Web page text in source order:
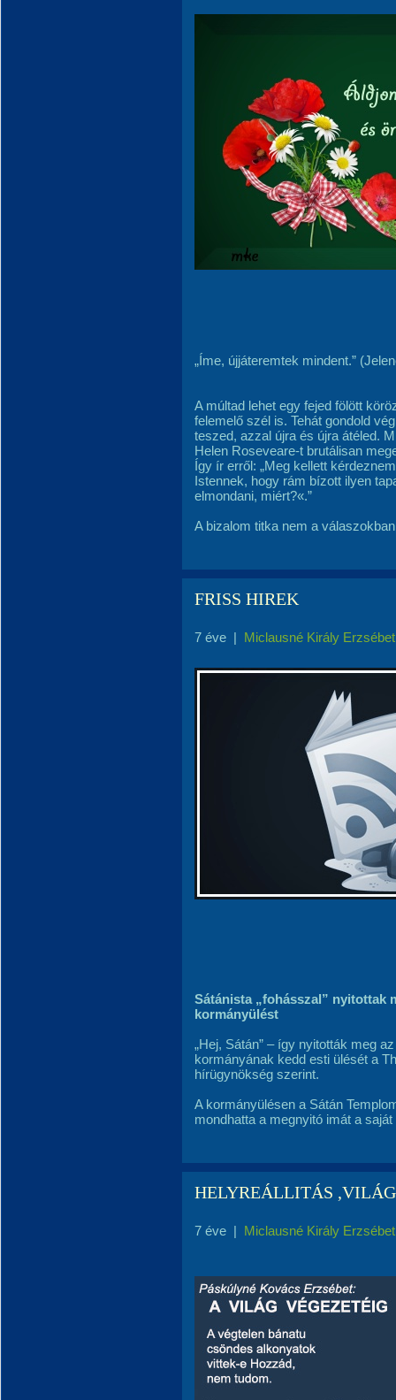
„Íme, újjáteremtek mindent.”
A múltad lehet egy fejed fölött
felemelő szél is. Tehát gondold
teszed, azzal újra és újra átéled.
Helen Roseveare-t brutálisan
Így ír erről: „Meg kellett
Istennek, hogy rám bízott ilyen
elmondani, miért?«.”
A bizalom titka nem a
FRISS HIREK
7 éve | Miclausné Király Erzsébet
Sátánista „fohásszal” nyitottak
kormányülést
„Hej, Sátán” – így nyitották meg
kormányának kedd esti ülését a
hírügynökség szerint.
A kormányülésen a Sátán
mondhatta a megnyitó imát a
HELYREÁLLITÁS
7 éve | Miclausné Király Erzsébet